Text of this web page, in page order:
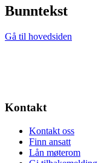
Bunntekst
Gå til hovedsiden
Kontakt
Kontakt oss
Finn ansatt
Lån møterom